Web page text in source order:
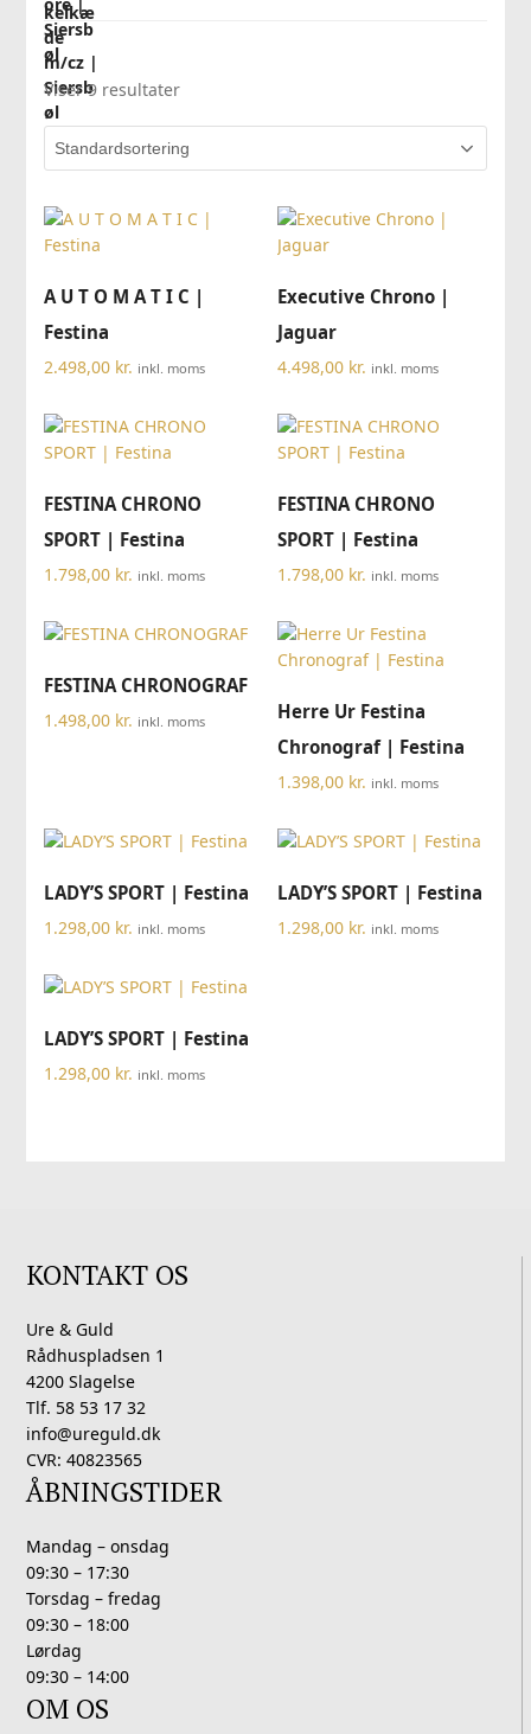
Viser 9 resultater
A U T O M A T I C |
Festina
2.498,00 kr. inkl. moms
Executive Chrono |
Jaguar
4.498,00 kr. inkl. moms
FESTINA CHRONO
SPORT | Festina
1.798,00 kr. inkl. moms
FESTINA CHRONO
SPORT | Festina
1.798,00 kr. inkl. moms
FESTINA CHRONOGRAF
1.498,00 kr. inkl. moms
Herre Ur Festina
Chronograf | Festina
1.398,00 kr. inkl. moms
LADY’S SPORT | Festina
1.298,00 kr. inkl. moms
LADY’S SPORT | Festina
1.298,00 kr. inkl. moms
LADY’S SPORT | Festina
1.298,00 kr. inkl. moms
KONTAKT OS
Ure & Guld
Rådhuspladsen 1
4200 Slagelse
Tlf. 58 53 17 32
info@ureguld.dk
CVR: 40823565
ÅBNINGSTIDER
Mandag – onsdag
09:30 – 17:30
Torsdag – fredag
09:30 – 18:00
Lørdag
09:30 – 14:00
OM OS